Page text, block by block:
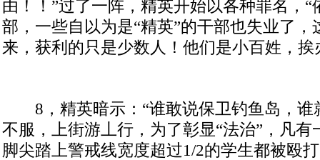
由！！”过了一阵，精英开始以各种罪名，“
部，一些自以为是“精英”的干部也失业了
来，获利的只是少数人！他们是小百姓，挨
8 ，精英暗示：“谁敢说保卫钓鱼岛，
不服，上街游丄行，为了彰显“法治”，凡
脚尖踏上警戒线宽度超过1/2的学生都被殴